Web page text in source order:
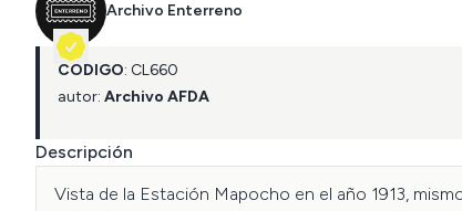
Archivo Enterreno
CÓDIGO: CL660
autor: Archivo AFDA
Descripción
Vista de la Estación Mapocho en el año 1913,